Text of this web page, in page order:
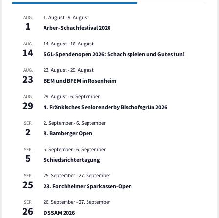
AUG.
1
1. August-9. August
Arber-Schachfestival 2026
AUG.
14
14. August- 16. August
SGL-Spendenopen 2026: Schach spielen und Gutes tun!
AUG.
23
23. August-29. August
BEM und BFEM in Rosenheim
AUG.
29
29. August-6. September
4. Fränkisches Seniorenderby Bischofsgrün 2026
SEP.
2
2. September-6. September
8. Bamberger Open
SEP.
5
5. September-6. September
Schiedsrichtertagung
SEP.
25
25. September-27. September
23. Forchheimer Sparkassen-Open
SEP.
26
26. September-27. September
DSSAM 2026